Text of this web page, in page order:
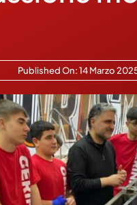
Published On: 14 Marzo